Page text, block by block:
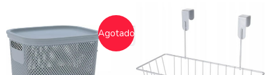
Agotado